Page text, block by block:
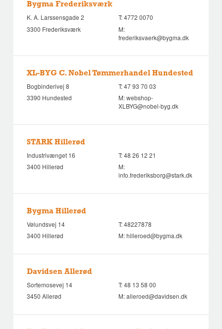
Bygma Frederiksværk
K. A. Larssensgade 2
3300 Frederiksværk
T:4772 0070
M:
frederiksvaerk@bygma.dk
XL-BYG C. Nobel Tømmerhandel Hundested
Bogbinderivej 8
3390 Hundested
T:47 93 70 03
M:webshop-
XLBYG@nobel-byg.dk
STARK Hillerød
Industrivænget 16
3400 Hillerød
T:48 26 12 21
M:
info.frederiksborg@stark.dk
Bygma Hillerød
Vølundsvej 14
3400 Hillerød
T:48227878
M:hilleroed@bygma.dk
Davidsen Allerød
Sortemosevej 14
3450 Allerød
T:48 13 58 00
M:alleroed@davidsen.dk